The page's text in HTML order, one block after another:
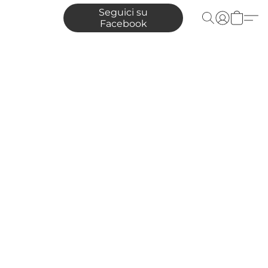
Seguici su
Facebook